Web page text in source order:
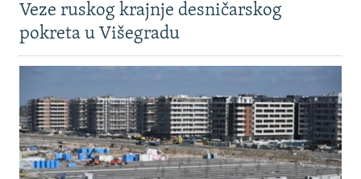
Veze ruskog krajnje desničarskog
pokreta u Višegradu